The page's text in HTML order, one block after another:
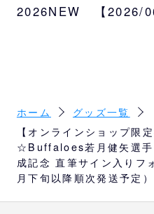
直筆サインを入れて
2026NEW 【2026/
ホーム
グッズ一覧
【オンラインショップ限
☆Buffaloes若月健矢選手
成記念 直筆サイン入りフ
月下旬以降順次発送予定）